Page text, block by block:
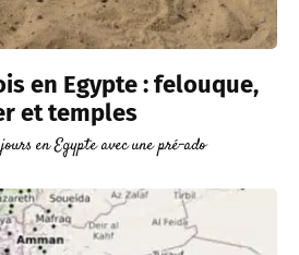
en Egypte : felouque,
et temples
en Egypte avec une pré-ado